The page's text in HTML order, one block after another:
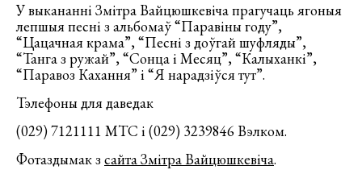
У выкананні Змітра Вайцюшкевіча прагучаць ягоныя
лепшыя песні з альбомаў “Паравіны году”,
“Цацачная крама”, “Песні з доўгай шуфляды”,
“Танга з ружай”, “Сонца і Месяц”, “Калыханкі”,
“Паравоз Кахання” і “Я нарадзіўся тут”.
Тэлефоны для даведак
(029) 7121111 МТС і (029) 3239846 Вэлком.
Фотаздымак зсайта Змітра Вайцюшкевіча.